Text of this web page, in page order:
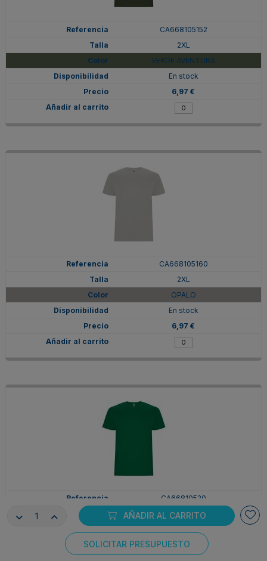
AÑADIR AL CARRITO
SOLICITAR PRESUPUESTO
CA668105152
2XL
VERDE AVENTURA
En stock
6,97 €
CA668105160
2XL
OPALO
En stock
6,97 €
CA66810520
2XL
En stock
Consentimiento de cookies